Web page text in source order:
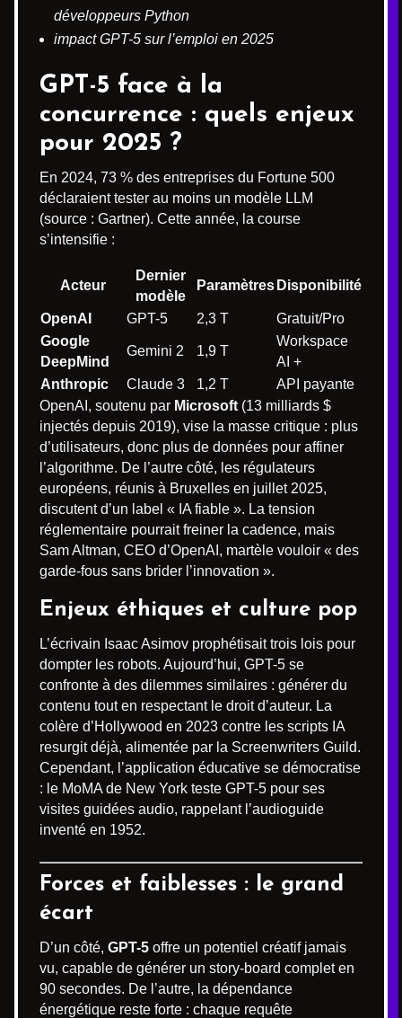
développeurs Python
impact GPT-5 sur l’emploi en 2025
GPT-5 face à la
concurrence : quels enjeux
pour 2025 ?
En 2024, 73 % des entreprises du Fortune 500
déclaraient tester au moins un modèle LLM
(source : Gartner). Cette année, la course
s’intensifie :
Acteur
Dernier
modèle
Paramètres Disponibilité
OpenAI GPT-5 2,3 T
Gratuit/Pro
Google
DeepMind
Gemini 2 1,9 T
Workspace
AI +
Anthropic
Claude 3 1,2 T
API payante
OpenAI, soutenu par Microsoft (13 milliards $
injectés depuis 2019), vise la masse critique : plus
d’utilisateurs, donc plus de données pour affiner
l’algorithme. De l’autre côté, les régulateurs
européens, réunis à Bruxelles en juillet 2025,
discutent d’un label « IA fiable ». La tension
réglementaire pourrait freiner la cadence, mais
Sam Altman, CEO d’OpenAI, martèle vouloir « des
garde-fous sans brider l’innovation ».
Enjeux éthiques et culture pop
L’écrivain Isaac Asimov prophétisait trois lois pour
dompter les robots. Aujourd’hui, GPT-5 se
confronte à des dilemmes similaires : générer du
contenu tout en respectant le droit d’auteur. La
colère d’Hollywood en 2023 contre les scripts IA
resurgit déjà, alimentée par la Screenwriters Guild.
Cependant, l’application éducative se démocratise
: le MoMA de New York teste GPT-5 pour ses
visites guidées audio, rappelant l’audioguide
inventé en 1952.
Forces et faiblesses : le grand
écart
D’un côté, GPT-5 offre un potentiel créatif jamais
vu, capable de générer un story-board complet en
90 secondes. De l’autre, la dépendance
énergétique reste forte : chaque requête